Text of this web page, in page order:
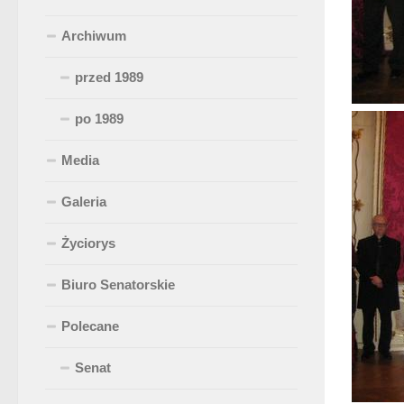
Archiwum
przed 1989
po 1989
Media
Galeria
Życiorys
Biuro Senatorskie
Polecane
Senat